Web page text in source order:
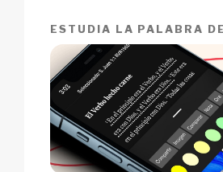
ESTUDIA LA PALABRA